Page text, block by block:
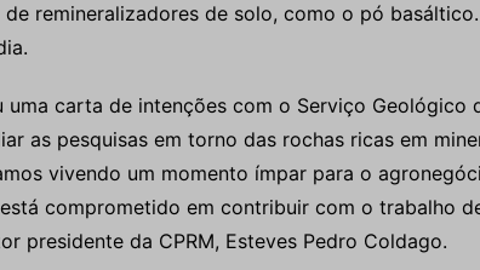
remineralizadores de solo, como o pó
uma carta de intenções com o Serviço Geológico
as pesquisas em torno das rochas ricas em
vivendo um momento ímpar para o
comprometido em contribuir com o trabalho
presidente da CPRM, Esteves Pedro Coldago.